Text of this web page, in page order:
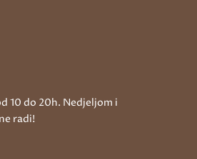
10 do 20h. Nedjeljom i
radi!